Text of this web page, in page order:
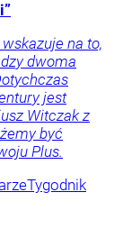
na to,
dwoma
jest
Witczak z
być
Plus.
Tygodnik